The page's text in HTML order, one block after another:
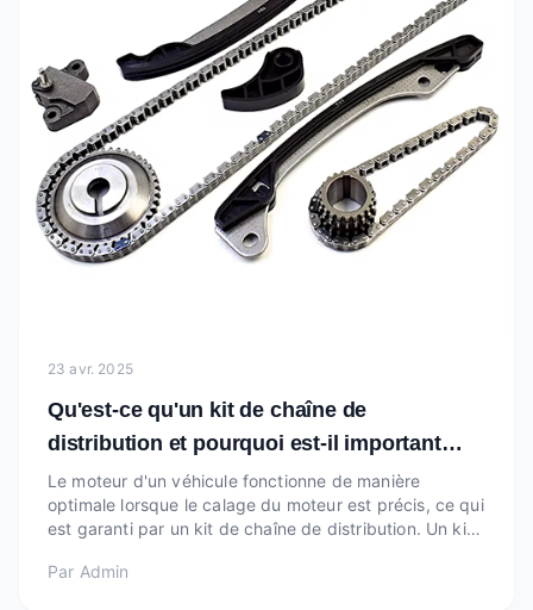
23 avr. 2025
Qu'est-ce qu'un kit de chaîne de
distribution et pourquoi est-il important
pour le calage du moteur
Le moteur d'un véhicule fonctionne de manière
optimale lorsque le calage du moteur est précis, ce qui
est garanti par un kit de chaîne de distribution. Un kit
moteur à effectuer ses activités de manière fluide et
Par Admin